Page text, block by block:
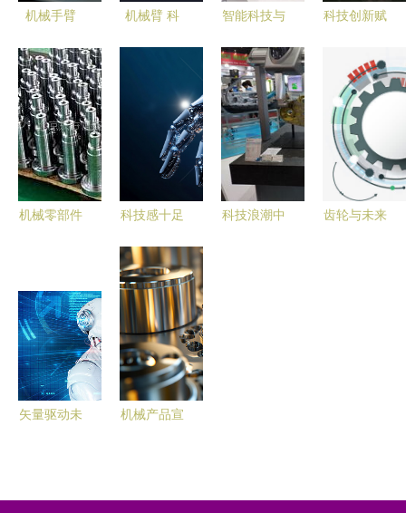
机械手臂
科技之魂
机械臂 科
智能科技与
融合 智能
机器人的未
来之路
科技创新赋
机械产品远
销欧美市场
机械零部件
京东方恒盛
精密机械科
技为例的分
析
科技感十足
数据网络
机械科技的
崭新时代
科技浪潮中
齿轮与未来
矢量驱动未
机械产品宣